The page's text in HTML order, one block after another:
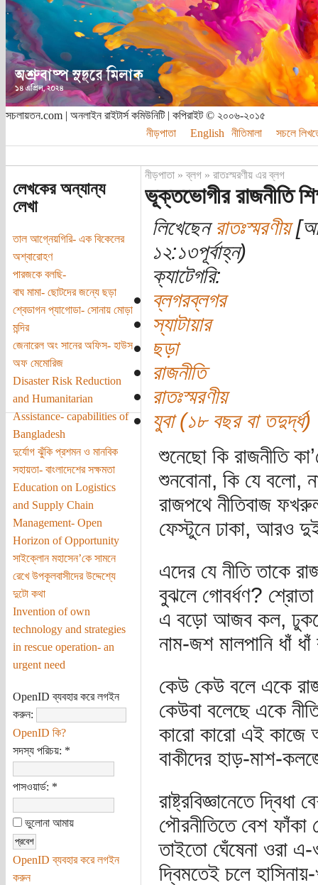
সচলায়তন.com | অনলাইন রাইটার্স কমিউনিটি | কপিরাইট © ২০০৬-২০১৫
নীড়পাতা
English নীতিমালা সচলে
লেখকের অন্যান্য
লেখা
তাল আগ্নেয়গিরি- এক বিকেলের
অশ্বারোহণ
পারজকে বলছি-
বাঘ মামা- ছোটদের জন্যে ছড়া
শ্বেডাগন প্যাগোডা- সোনায় মোড়া
মন্দির
জেনারেল অং সানের অফিস- হাউস
অফ মেমোরিজ
Disaster Risk Reduction
and Humanitarian
Assistance- capabilities of
Bangladesh
দুর্যোগ ঝুঁকি প্রশমন ও মানবিক
সহায়তা- বাংলাদেশের সক্ষমতা
Education on Logistics
and Supply Chain
Management- Open
Horizon of Opportunity
সাইক্লোন মহাসেন’কে সামনে
রেখে উপকূলবাসীদের উদ্দেশ্যে
দুটো কথা
Invention of own
technology and strategies
in rescue operation- an
urgent need
OpenID ব্যবহার করে লগইন
করুন:
OpenID কি?
সদস্য পরিচয়: *
পাসওয়ার্ড: *
ভুলোনা আমায়
OpenID ব্যবহার করে লগইন
করুন
নীড়পাতা»ব্লগ» রাতঃস্মরণীয় এর ব্লগ
ভূক্তভোগীর রাজনীতি
লিখেছেনরাতঃস্মরণীয়
১২:১৩পূর্বাহ্ন)
ক্যাটেগরি:
ব্লগরব্লগর
স্যাটায়ার
ছড়া
রাজনীতি
রাতঃস্মরণীয়
যুবা (১৮ বছর বা তদুর্দ্ধ)
শুনেছো কি রাজনীতি
শুনবোনা, কি যে বলো,
রাজপথে নীতিবাজ
ফেস্টুনে ঢাকা, আরও
এদের যে নীতি তাকে
বুঝলে গোবর্ধণ? শ্রোতা
এ বড়ো আজব কল,
নাম-জশ মালপানি ধাঁ
কেউ কেউ বলে একে
কেউবা বলেছে একে
কারো কারো এই কাজে
বাকীদের হাড়-মাশ-
রাষ্ট্রবিজ্ঞানেতে
পৌরনীতিতে বেশ ফাঁকা
তাইতো ঘেঁষেনা ওরা এ-
দ্বিমতেই চলে